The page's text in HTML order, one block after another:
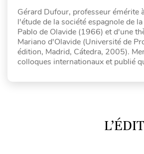
Gérard Dufour, professeur émérite
l'étude de la société espagnole de
Pablo de Olavide (1966) et d'une
Mariano d'Olavide (Université de
édition, Madrid, Cátedra, 2005).
colloques internationaux et publié